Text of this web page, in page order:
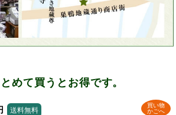
とめて買うとお得です。
買い物
かごへ
送料無料